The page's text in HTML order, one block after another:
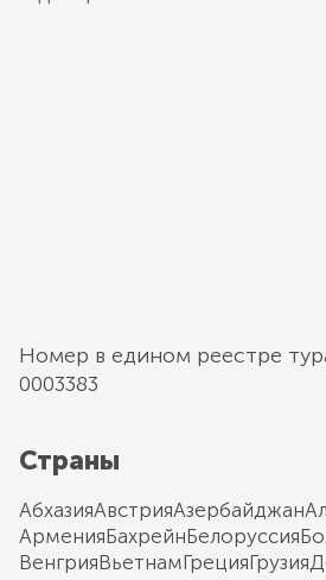
Номер в едином реестре
0003383
Страны
АбхазияАвстрияАзербайджан
АрменияБахрейнБелоруссия
ВенгрияВьетнамГрецияГрузия